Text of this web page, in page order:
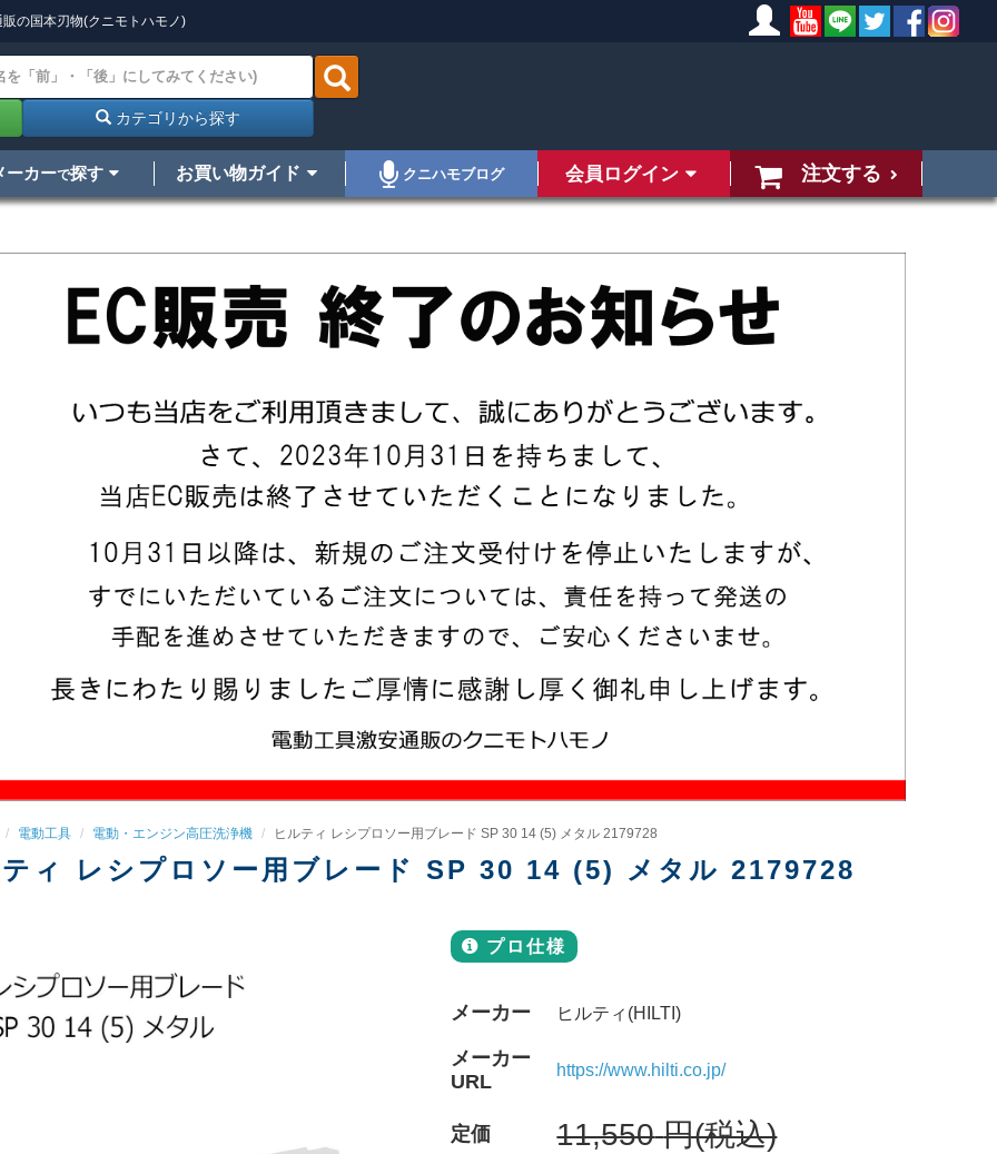
の国本刃物(クニモトハモノ)
カテゴリから探す
ーカーで探す お買い物ガイド クニハモブログ 会員ログイン 注文する
電動工具 電動・エンジン高圧洗浄機 ヒルティ レシプロソー用ブレード SP 30 14 (5) メタル 2179728
ィ レシプロソー用ブレード SP 30 14 (5) メタル 2179728
プロ仕様
メーカー ヒルティ(HILTI)
メーカー
URL
https://www.hilti.co.jp/
定価 11,550 円(税込)